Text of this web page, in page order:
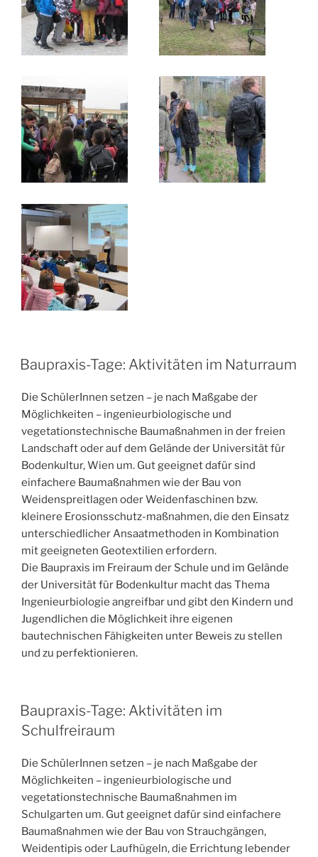
VERÖFFENTLICHT
AM
Baupraxis-Tage: Aktivitäten im Naturraum
Die SchülerInnen setzen – je nach Maßgabe der
Möglichkeiten – ingenieurbiologische und
vegetationstechnische Baumaßnahmen in der freien
Landschaft oder auf dem Gelände der Universität für
Bodenkultur, Wien um. Gut geeignet dafür sind
einfachere Baumaßnahmen wie der Bau von
Weidenspreitlagen oder Weidenfaschinen bzw.
kleinere Erosionsschutz-maßnahmen, die den Einsatz
unterschiedlicher Ansaatmethoden in Kombination
mit geeigneten Geotextilien erfordern.
Die Baupraxis im Freiraum der Schule und im Gelände
der Universität für Bodenkultur macht das Thema
Ingenieurbiologie angreifbar und gibt den Kindern und
Jugendlichen die Möglichkeit ihre eigenen
bautechnischen Fähigkeiten unter Beweis zu stellen
und zu perfektionieren.
VERÖFFENTLICHT
AM
Baupraxis-Tage: Aktivitäten im
Schulfreiraum
Die SchülerInnen setzen – je nach Maßgabe der
Möglichkeiten – ingenieurbiologische und
vegetationstechnische Baumaßnahmen im
Schulgarten um. Gut geeignet dafür sind einfachere
Baumaßnahmen wie der Bau von Strauchgängen,
Weidentipis oder Laufhügeln, die Errichtung lebender